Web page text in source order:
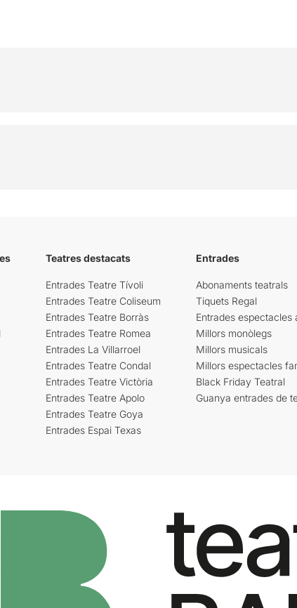
Teatres destacats
Entrades Teatre Tívoli
Entrades Teatre Coliseum
Entrades Teatre Borràs
Entrades Teatre Romea
Entrades La Villarroel
Entrades Teatre Condal
Entrades Teatre Victòria
Entrades Teatre Apolo
Entrades Teatre Goya
Entrades Espai Texas
Entrades
Abonaments teatrals
Tiquets Regal
Entrades espectacles
Millors monòlegs
Millors musicals
Millors espectacles
Black Friday Teatral
Guanya entrades de